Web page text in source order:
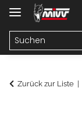
Zurück zur Liste